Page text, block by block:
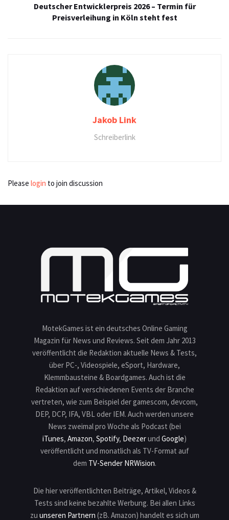
Deutscher Entwicklerpreis 2026 – Termin für
Preisverleihung in Köln steht fest
Jakob Link
Schreiberlink
Please login to join discussion
MotekGames ist ein deutsches Online Gaming
Magazin für News und Reviews. Seit dem Jahr 2013
veröffentlicht die Redaktion aktuelle News & Tests,
über PC-, Videospiele, eSport, Hardware,
Klemmbausteine & Boardgames. Auch ist die
Redaktion auf verschiedenen Events der Branche
vertreten, wie zum Beispiel der gamescom, devcom,
DEP, DCP, IFA, VBL oder IEM. Auch werden unsere
News zweimal pro Woche als Podcast (bei
iTunes, Amazon, Spotify, Deezerund Google)
veröffentlicht und monatlich als TV-Format auf
dem TV-Sender NRWision.
Die hier veröffentlichten Beiträge, Artikel, Videos &
Tests sind keine bezahlte Werbung. Bei allen Links
zu unseren Partnern (zB. Amazon) handelt es sich um